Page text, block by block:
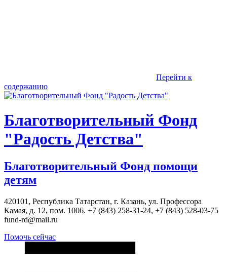
Перейти к
содержанию
Благотворительный Фонд
"Радость Детства"
Благотворительный Фонд помощи
детям
420101, Республика Татарстан, г. Казань, ул. Профессора
Камая, д. 12, пом. 1006. +7 (843) 258-31-24, +7 (843) 528-03-75
fund-rd@mail.ru
Помочь сейчас